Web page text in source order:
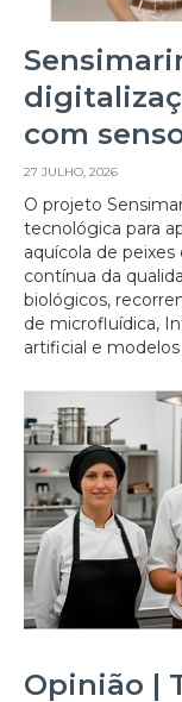
com
27 JULHO, 2026
O projeto
tecnológica para
aquícola de
contínua da
biológicos,
de microfluídica,
artificial e
Opinião |